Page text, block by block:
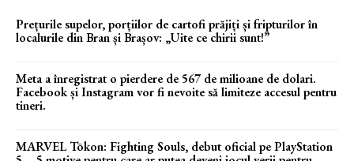
Prețurile supelor, porțiilor de cartofi prăjiți și fripturilor în
localurile din Bran și Brașov: „Uite ce chirii sunt!”
Meta a înregistrat o pierdere de 567 de milioane de dolari.
Facebook și Instagram vor fi nevoite să limiteze accesul pentru
tineri.
MARVEL Tōkon: Fighting Souls, debut oficial pe PlayStation